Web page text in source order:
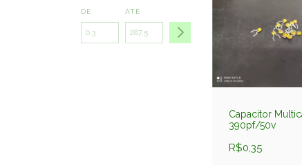
DE ATÉ
Capacitor
390pf/50v
R$0,35